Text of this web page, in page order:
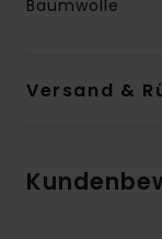
Baumwolle
Versand &